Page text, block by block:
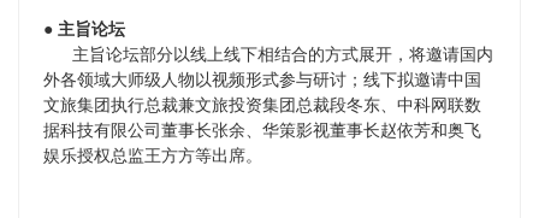
● 主旨论坛
主旨论坛部分以线上线下相结合的方式展开，将邀请国内
外各领域大师级人物以视频形式参与研讨；线下拟邀请中国
文旅集团执行总裁兼文旅投资集团总裁段冬东、中科网联数
据科技有限公司董事长张余、华策影视董事长赵依芳和奥飞
娱乐授权总监王方方等出席。